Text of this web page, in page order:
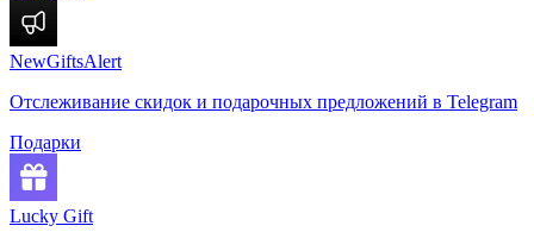
NewGiftsAlert
Отслеживание скидок и подарочных предложений в Telegram
Подарки
Lucky Gift